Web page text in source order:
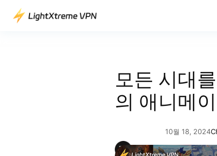
모든 시대
의 애니메
10월 18, 2024